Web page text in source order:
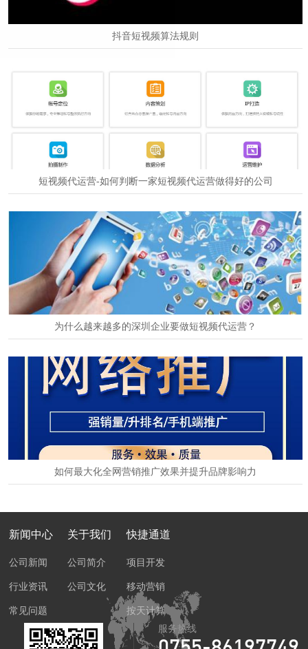
抖音短视频算法规则
短视频代运营-如何判断一家短视频代运营做得好的公司
2024-12-24
为什么越来越多的深圳企业要做短视频代运营？
2024-11-01
如何最大化全网营销推广效果并提升品牌影响力
新闻中心
公司新闻
行业资讯
常见问题
关于我们
公司简介
公司文化
快捷通道
项目开发
移动营销
按天计算
服务热线